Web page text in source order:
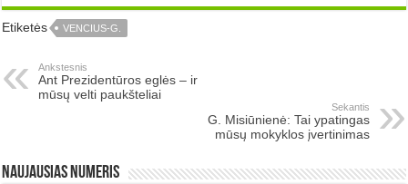
Etiketės VENCIUS-G.
Ankstesnis
Ant Prezidentūros eglės – ir
mūsų velti paukšteliai
Sekantis
G. Misiūnienė: Tai ypatingas
mūsų mokyklos įvertinimas
Naujausias numeris